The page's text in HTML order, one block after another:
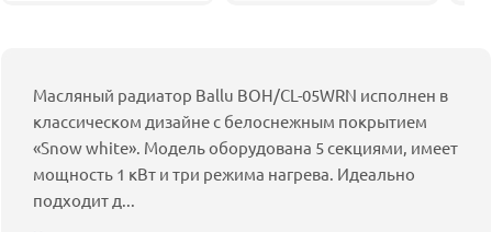
Масляный радиатор Ballu BOH/CL-05WRN исполнен в
классическом дизайне с белоснежным покрытием
«Snow white». Модель оборудована 5 секциями, имеет
мощность 1 кВт и три режима нагрева. Идеально
подходит д...